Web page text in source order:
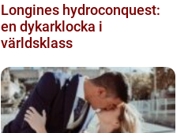
Longines hydroconquest:
en dykarklocka i
världsklass